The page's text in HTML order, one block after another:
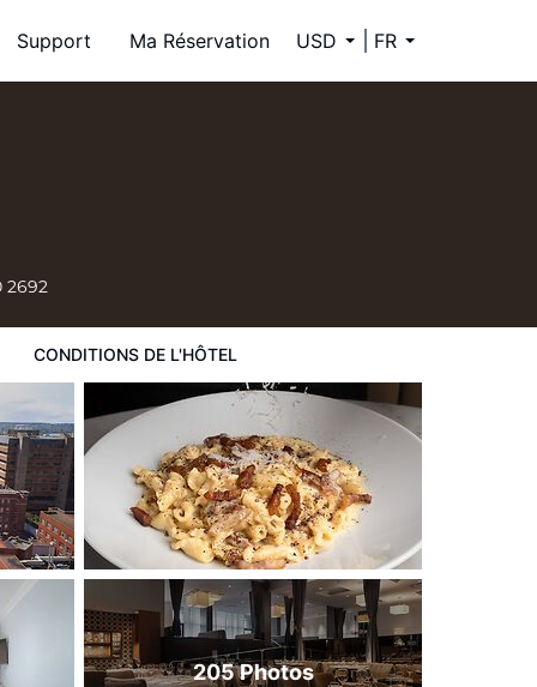
Support Ma Réservation USD FR
2692
CONDITIONS DE L'HÔTEL
205 Photos